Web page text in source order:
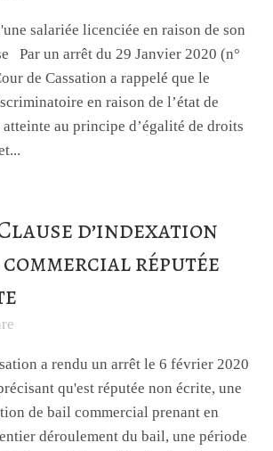
salariée licenciée en raison de son
Par un arrêt du 29 Janvier 2020 (n°
de Cassation a rappelé que le
en raison de l’état de
atteinte au principe d’égalité de droits
d’indexation
réputée
a rendu un arrêt le 6 février 2020
qu'est réputée non écrite, une
de bail commercial prenant en
déroulement du bail, une période